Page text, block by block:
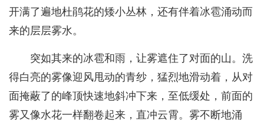
开满了遍地杜鹃花的矮小丛林，还有伴着冰雹涌动而
来的层层雾水。
突如其来的冰雹和雨，让雾遮住了对面的山。洗
得白亮的雾像迎风甩动的青纱，猛烈地滑动着，从对
面掩蔽了的峰顶快速地斜冲下来，至低缓处，前面的
雾又像水花一样翻卷起来，直冲云霄。雾不断地涌